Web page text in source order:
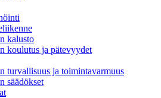
kalusto
koulutus ja pätevyydet
turvallisuus ja toimintavarmuus
säädökset